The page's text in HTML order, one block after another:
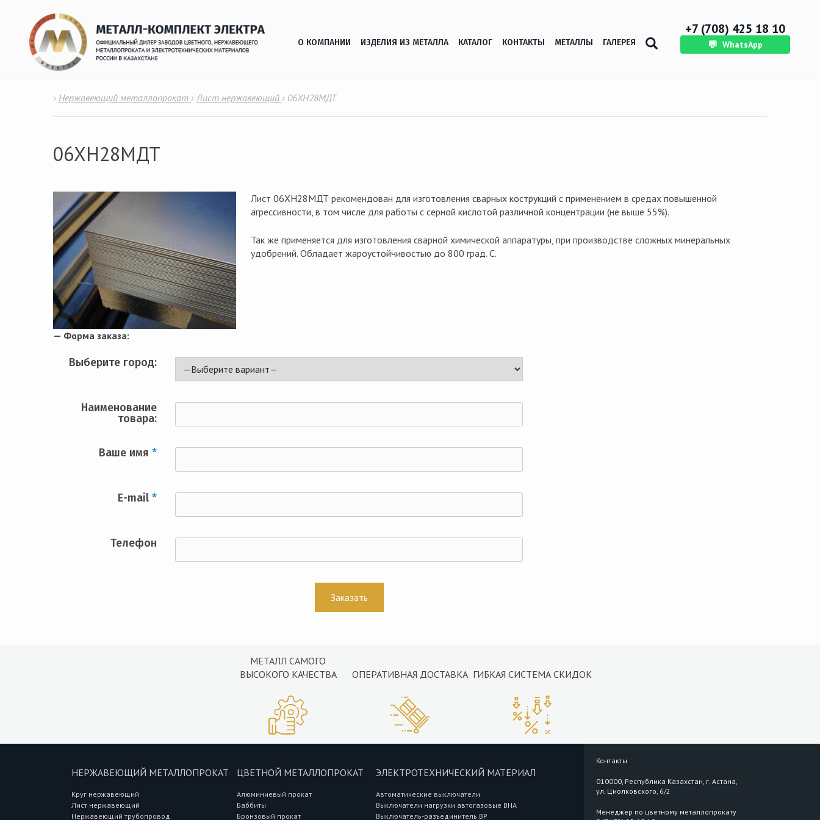
О КОМПАНИИ ИЗДЕЛИЯ ИЗ МЕТАЛЛА КАТАЛОГ КОНТАКТЫ МЕТАЛЛЫ ГАЛЕРЕЯ
+7 (708) 425 18 10
💬 WhatsApp
› Нержавеющий металлопрокат › Лист нержавеющий › 06ХН28МДТ
06ХН28МДТ
Лист 06ХН28МДТ рекомендован для изготовления сварных кострукций с применением в средах повышенной
агрессивности, в том числе для работы с серной кислотой различной концентрации (не выше 55%).
Так же применяется для изготовления сварной химической аппаратуры, при производстве сложных минеральных
удобрений. Обладает жароустойчивостью до 800 град. С.
— Форма заказа:
Выберите город:
Наименование
товара:
Ваше имя *
E-mail *
Телефон
МЕТАЛЛ САМОГО
ВЫСОКОГО КАЧЕСТВА
ОПЕРАТИВНАЯ ДОСТАВКА ГИБКАЯ СИСТЕМА СКИДОК
НЕРЖАВЕЮЩИЙ МЕТАЛЛОПРОКАТ
Круг нержавеющий
Лист нержавеющий
Нержавеющий трубопровод
ЦВЕТНОЙ МЕТАЛЛОПРОКАТ
Алюминиевый прокат
Баббиты
Бронзовый прокат
ЭЛЕКТРОТЕХНИЧЕСКИЙ МАТЕРИАЛ
Автоматические выключатели
Выключатели нагрузки автогазовые ВНА
Выключатель-разъединитель ВР
Контакты
010000, Республика Казахстан, г. Астана,
ул. Циолковского, 6/2
Менеджер по цветному металлопрокату